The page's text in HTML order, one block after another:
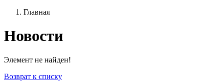
Главная
Новости
Элемент не найден!
Возврат к списку